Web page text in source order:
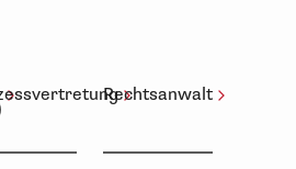
Rechtsanwalt